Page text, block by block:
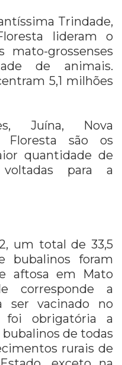
Trindade,
lideram o
mato-grossenses
de animais.
5,1 milhões
Juína, Nova
Floresta são os
quantidade de
voltadas para a
um total de 33,5
bubalinos foram
aftosa em Mato
corresponde a
ser vacinado no
foi obrigatória a
de todas
rurais de